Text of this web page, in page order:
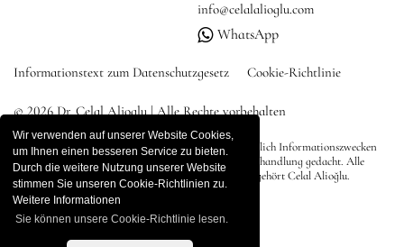
Wir verwenden auf unserer Website Cookies,
um Ihnen einen besseren Service zu bieten.
Durch die weitere Nutzung unserer Website
stimmen Sie unseren Cookie-Richtlinien zu.
Weitere Informationen
Sie können unsere Cookie-Richtlinie lesen.
info@celalalioglu.com
WhatsApp
Informationstext zum Datenschutzgesetz Cookie-Richtlinie
© 2026 Dr. Celal Alioglu | Alle Rechte vorbehalten
Sämtliche Inhalte auf dieser Website dienen ausschließlich Informationszwecken
und sind nicht als direkte Werbung, Diagnose oder Behandlung gedacht. Alle
Rechte an den Inhalten der Website liegen bei Dr. Es gehört Celal Alioğlu.